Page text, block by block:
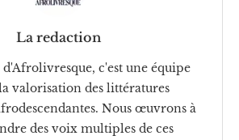
La redaction
c'est une équipe
valorisation des littératures
Nous œuvrons à
des voix multiples de ces